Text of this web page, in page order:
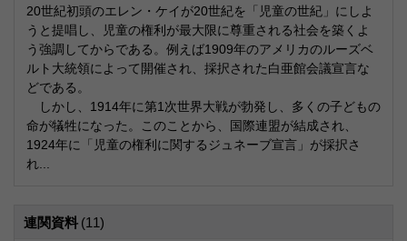
20世紀初頭のエレン・ケイが20世紀を「児童の世紀」にしよ
うと提唱し、児童の権利が最大限に尊重される社会を築くよ
う強調してからである。例えば1909年のアメリカのルーズベ
ルト大統領によって開催され、採択された白亜館会議宣言な
どである。
しかし、1914年に第1次世界大戦が勃発し、多くの子どもの
命が犠牲になった。このことから、国際連盟が結成され、
1924年に「児童の権利に関するジュネーブ宣言」が採択さ
れ...
連関資料 (11)